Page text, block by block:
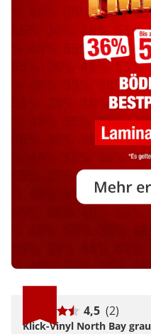
4,5 (2)
Klick-Vinyl North Bay grau